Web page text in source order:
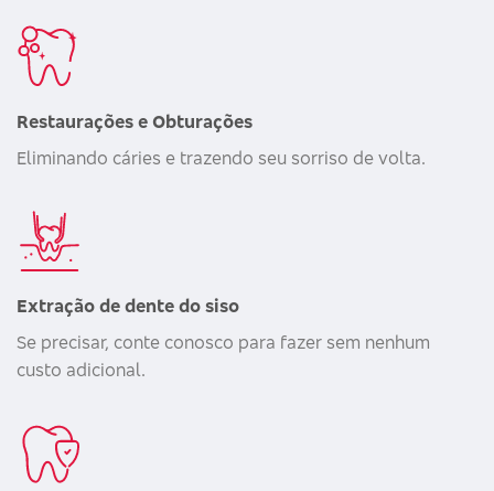
Restaurações e Obturações
Eliminando cáries e trazendo seu sorriso de volta.
Extração de dente do siso
Se precisar, conte conosco para fazer sem nenhum
custo adicional.